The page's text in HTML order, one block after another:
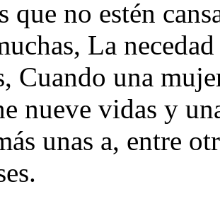
que no estén
La
Cuando una
nueve vidas y
unas a, entre